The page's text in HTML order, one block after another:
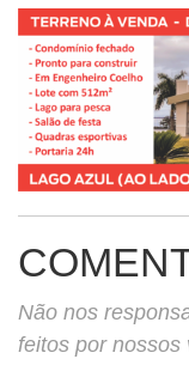
Não nos
feitos por